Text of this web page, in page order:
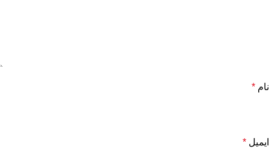
نام *
ایمیل *